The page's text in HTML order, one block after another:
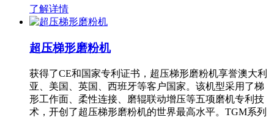
了解详情
超压梯形磨粉机
获得了CE和国家专利证书，超压梯形磨粉机享誉澳大利
亚、美国、英国、西班牙等客户国家。该机型采用了梯
形工作面、柔性连接、磨辊联动增压等五项磨机专利技
术，开创了超压梯形磨粉机的世界最高水平。TGM系列